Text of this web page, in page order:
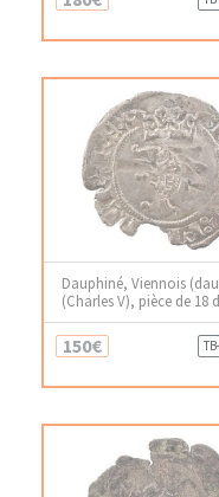
Dauphiné, Viennois
(Charles V), pièce de 18
150€